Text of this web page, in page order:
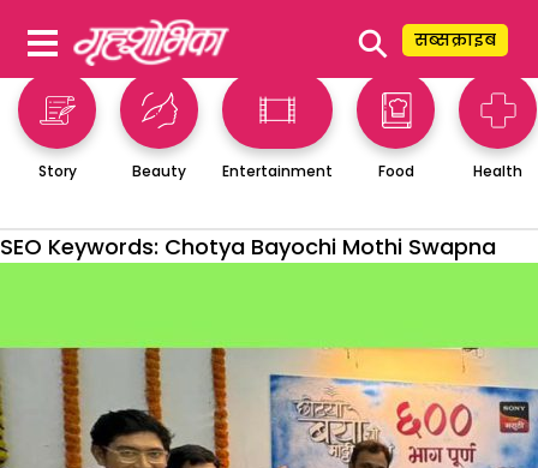
⚲ सब्सक्राइब
Story Beauty Entertainment Food Health
SEO Keywords: Chotya Bayochi Mothi Swapna